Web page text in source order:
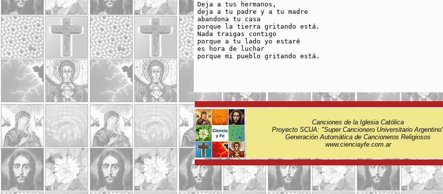
Deja a tus hermanos,
deja a tu padre y a tu madre
abandona tu casa
porque la tierra gritando está.
Nada traigas contigo
porque a tu lado yo estaré
es hora de luchar
porque mi pueblo gritando está.
Canciones de la Iglesia Católica
Proyecto SCUA: "Super Cancionero Universitario
Generación Automática de Cancioneros Religiosos
www.cienciayfe.com.ar